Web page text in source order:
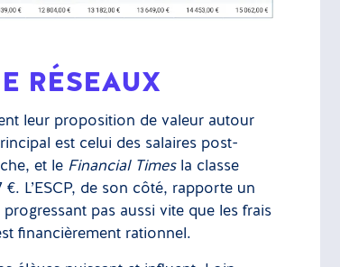
RÉSEAUX
leur proposition de valeur autour
est celui des salaires post-
et le Financial Timesla classe
L’ESCP, de son côté, rapporte un
pas aussi vite que les frais
financièrement rationnel.